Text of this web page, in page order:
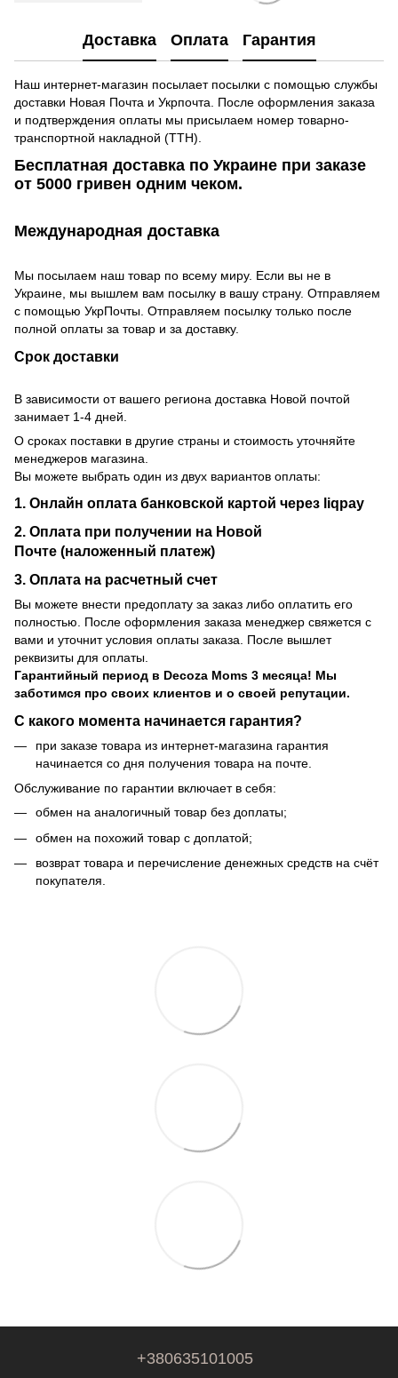
Доставка Оплата Гарантия
Наш интернет-магазин посылает посылки с помощью службы
доставки Новая Почта и Укрпочта. После оформления заказа
и подтверждения оплаты мы присылаем номер товарно-
транспортной накладной (ТТН).
Бесплатная доставка по Украине при заказе
от 5000 гривен одним чеком.
Международная доставка
Мы посылаем наш товар по всему миру. Если вы не в
Украине, мы вышлем вам посылку в вашу страну. Отправляем
с помощью УкрПочты. Отправляем посылку только после
полной оплаты за товар и за доставку.
Срок доставки
В зависимости от вашего региона доставка Новой почтой
занимает 1-4 дней.
О сроках поставки в другие страны и стоимость уточняйте
менеджеров магазина.
Вы можете выбрать один из двух вариантов оплаты:
1. Онлайн оплата банковской картой через liqpay
2. Оплата при получении на Новой
Почте (наложенный платеж)
3. Оплата на расчетный счет
Вы можете внести предоплату за заказ либо оплатить его
полностью. После оформления заказа менеджер свяжется с
вами и уточнит условия оплаты заказа. После вышлет
реквизиты для оплаты.
Гарантийный период в Decoza Moms 3 месяца! Мы
заботимся про своих клиентов и о своей репутации.
С какого момента начинается гарантия?
при заказе товара из интернет-магазина гарантия
начинается со дня получения товара на почте.
Обслуживание по гарантии включает в себя:
обмен на аналогичный товар без доплаты;
обмен на похожий товар с доплатой;
возврат товара и перечисление денежных средств на счёт
покупателя.
+380635101005